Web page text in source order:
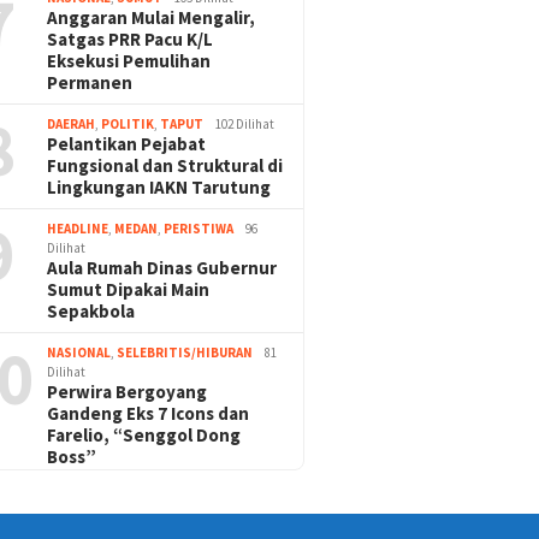
Anggaran Mulai Mengalir,
Satgas PRR Pacu K/L
Eksekusi Pemulihan
Permanen
DAERAH, POLITIK, TAPUT 102 Dilihat
Pelantikan Pejabat
Fungsional dan Struktural di
Lingkungan IAKN Tarutung
HEADLINE, MEDAN, PERISTIWA
96
Dilihat
Aula Rumah Dinas Gubernur
Sumut Dipakai Main
Sepakbola
NASIONAL, SELEBRITIS/HIBURAN
81
Dilihat
Perwira Bergoyang
Gandeng Eks 7 Icons dan
Farelio, “Senggol Dong
Boss”